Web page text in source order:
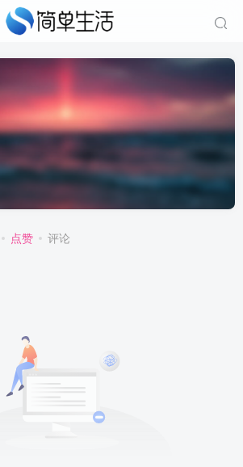
点赞 评论